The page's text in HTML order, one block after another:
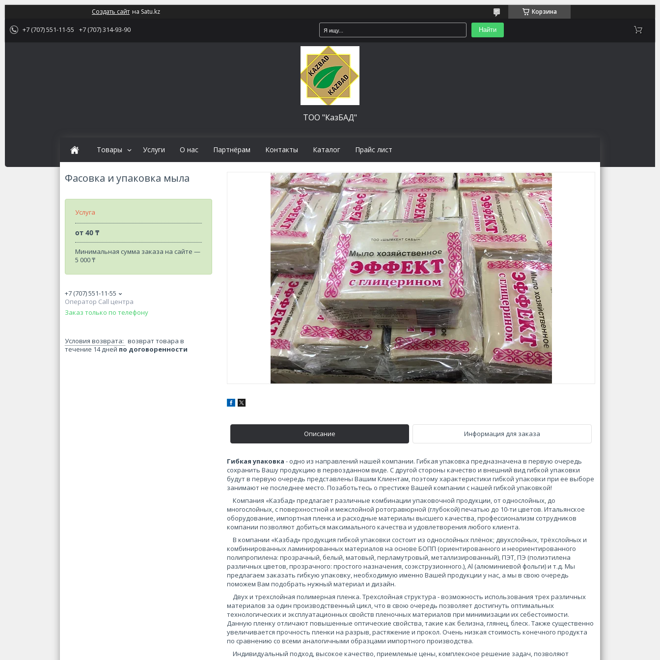
Создать сайт на Satu.kz Корзина
+7 (707) 551-11-55 +7 (707) 314-93-90 Найти
ТОО "КазБАД"
Товары Услуги О нас Партнёрам Контакты Каталог Прайс лист
Фасовка и упаковка мыла
Услуга
от 40 ₸
Минимальная сумма заказа на сайте —
5 000 ₸
+7 (707) 551-11-55
Оператор Call центра
Заказ только по телефону
возврат товара в
течение 14 дней по договоренности
Описание Информация для заказа
Гибкая упаковка - одно из направлений нашей компании. Гибкая упаковка предназначена в первую очередь
сохранить Вашу продукцию в первозданном виде. С другой стороны качество и внешний вид гибкой упаковки
будут в первую очередь представлены Вашим Клиентам, поэтому характеристики гибкой упаковки при ее выборе
занимают не последнее место. Позаботьтесь о престиже Вашей компании с нашей гибкой упаковкой!
Компания «Казбад» предлагает различные комбинации упаковочной продукции, от однослойных, до
многослойных, с поверхностной и межслойной ротогравюрной (глубокой) печатью до 10-ти цветов. Итальянское
оборудование, импортная пленка и расходные материалы высшего качества, профессионализм сотрудников
компании позволяют добиться максимального качества и удовлетворения любого клиента.
В компании «Казбад» продукция гибкой упаковки состоит из однослойных плёнок; двухслойных, трёхслойных и
комбинированных ламинированных материалов на основе БОПП (ориентированного и неориентированного
полипропилена: прозрачный, белый, матовый, перламутровый, металлизированный), ПЭТ, ПЭ (полиэтилена
различных цветов, прозрачного: простого назначения, соэкструзионного.), Al (алюминиевой фольги) и т.д. Мы
предлагаем заказать гибкую упаковку, необходимую именно Вашей продукции у нас, а мы в свою очередь
поможем Вам подобрать нужный материал и дизайн.
Двух и трехслойная полимерная пленка. Трехслойная структура - возможность использования трех различных
материалов за один производственный цикл, что в свою очередь позволяет достигнуть оптимальных
технологических и эксплуатационных свойств пленочных материалов при минимизации их себестоимости.
Данную пленку отличают повышенные оптические свойства, такие как белизна, глянец, блеск. Также существенно
увеличивается прочность пленки на разрыв, растяжение и прокол. Очень низкая стоимость конечного продукта
по сравнению со всеми аналогичными образцами импортного производства.
Индивидуальный подход, высокое качество, приемлемые цены, комплексное решение задач, позволяют